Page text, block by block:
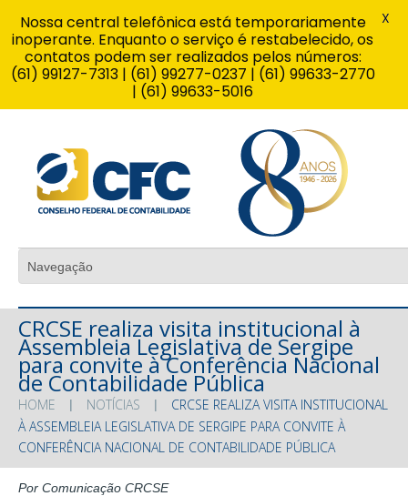
CRCSE realiza visita institucional à
Assembleia Legislativa de Sergipe
para convite à Conferência Nacional
de Contabilidade Pública
HOME NOTÍCIAS
CRCSE REALIZA VISITA INSTITUCIONAL
À ASSEMBLEIA LEGISLATIVA DE SERGIPE PARA CONVITE À
CONFERÊNCIA NACIONAL DE CONTABILIDADE PÚBLICA
Por Comunicação CRCSE
Nossa central telefônica está temporariamente
inoperante. Enquanto o serviço é restabelecido, os
contatos podem ser realizados pelos números:
(61) 99127-7313 | (61) 99277-0237 | (61) 99633-2770
| (61) 99633-5016
X